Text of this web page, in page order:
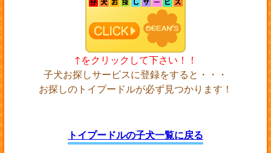
↑をクリックして下さい！！
子犬お探しサービスに登録をすると・・・
お探しのトイプードルが必ず見つかります！
トイプードルの子犬一覧に戻る